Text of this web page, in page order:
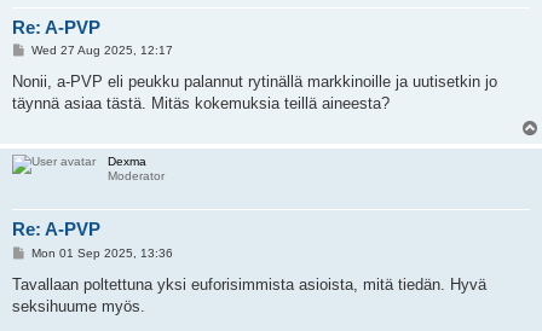
Re: A-PVP
P
s
Wed 27 Aug 2025, 12:17
Nonii, a-PVP eli peukku palannut rytinällä markkinoille ja uutisetkin jo
täynnä asiaa tästä. Mitäs kokemuksia teillä aineesta?
Dexma
Moderator
Re: A-PVP
P
s
Mon 01 Sep 2025, 13:36
Tavallaan poltettuna yksi euforisimmista asioista, mitä tiedän. Hyvä
seksihuume myös.